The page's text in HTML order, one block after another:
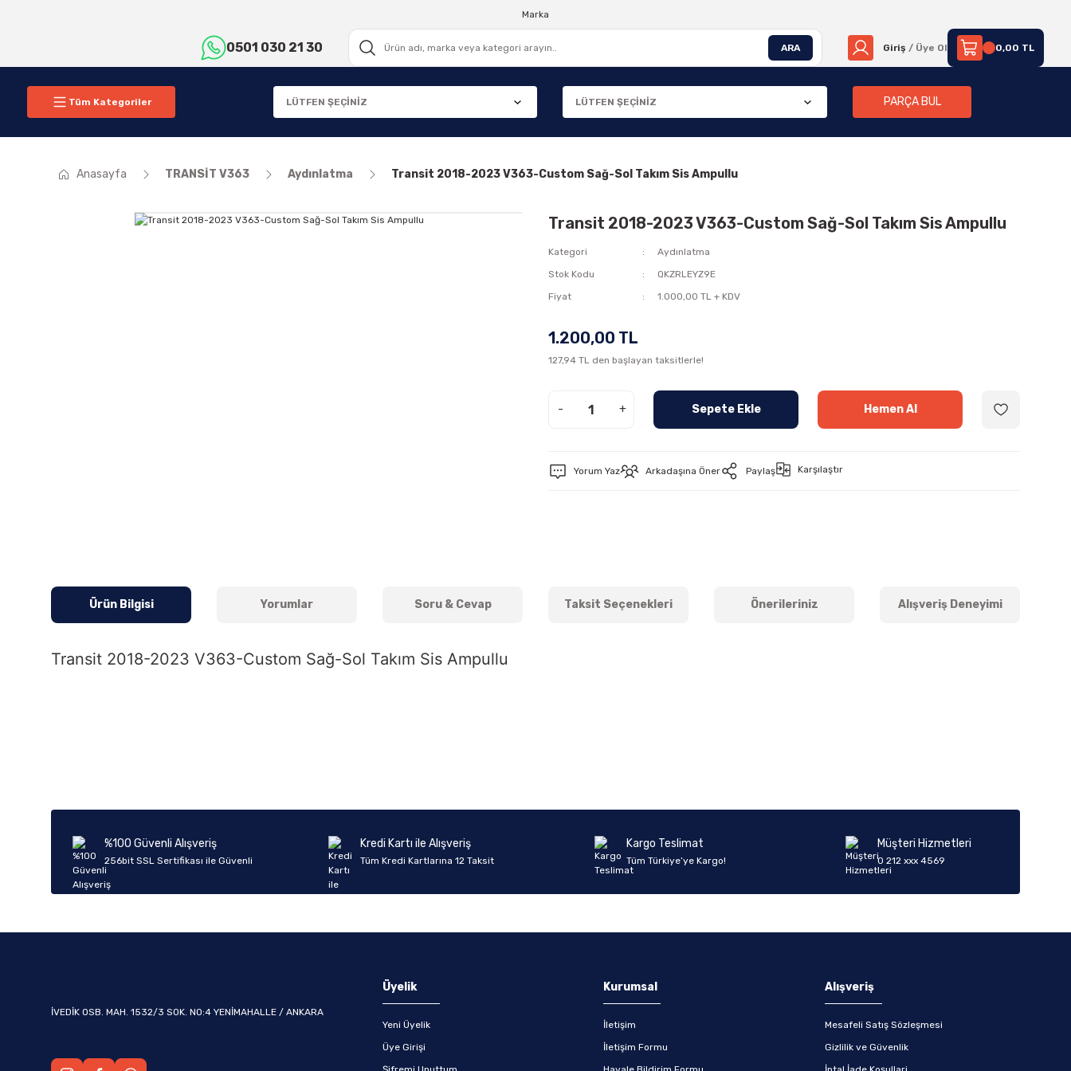
Marka
0501 030 21 30 ARA Giriş / Üye Ol 0,00 TL
Tüm Kategoriler PARÇA BUL
Anasayfa TRANSİT V363 Aydınlatma Transit 2018-2023 V363-Custom Sağ-Sol Takım Sis Ampullu
Transit 2018-2023 V363-Custom Sağ-Sol Takım Sis Ampullu
Kategori
Aydınlatma
Stok Kodu
QKZRLEYZ9E
Fiyat
1.000,00 TL + KDV
1.200,00 TL
127,94 TL den başlayan taksitlerle!
- + Sepete Ekle Hemen Al
Yorum Yaz Arkadaşına Öner Paylaş Karşılaştır
Ürün Bilgisi Yorumlar Soru & Cevap Taksit Seçenekleri Önerileriniz Alışveriş Deneyimi
Transit 2018-2023 V363-Custom Sağ-Sol Takım Sis Ampullu
Ürün fiyatı diğer sitelerden daha pahalı.
Bu ürüne benzer farklı alternatifler olmalı.
%100 Güvenli Alışveriş
256bit SSL Sertifikası ile Güvenli
Kredi Kartı ile Alışveriş
Tüm Kredi Kartlarına 12 Taksit
Kargo Teslimat
Tüm Türkiye’ye Kargo!
Müşteri Hizmetleri
0 212 xxx 4569
İVEDİK OSB. MAH. 1532/3 SOK. NO:4 YENİMAHALLE / ANKARA
Üyelik
Yeni Üyelik
Üye Girişi
Kurumsal
İletişim
İletişim Formu
Alışveriş
Mesafeli Satış Sözleşmesi
Gizlilik ve Güvenlik